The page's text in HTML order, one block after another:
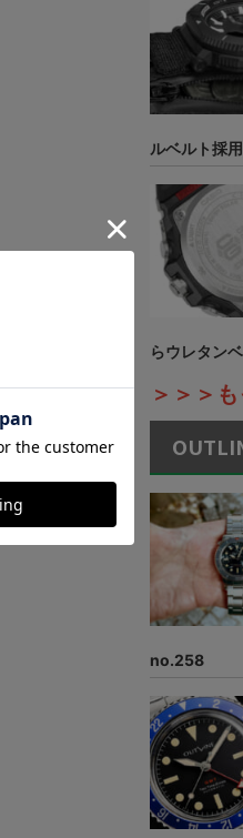
ルベルト採用
らウレタン
＞＞＞
no.258